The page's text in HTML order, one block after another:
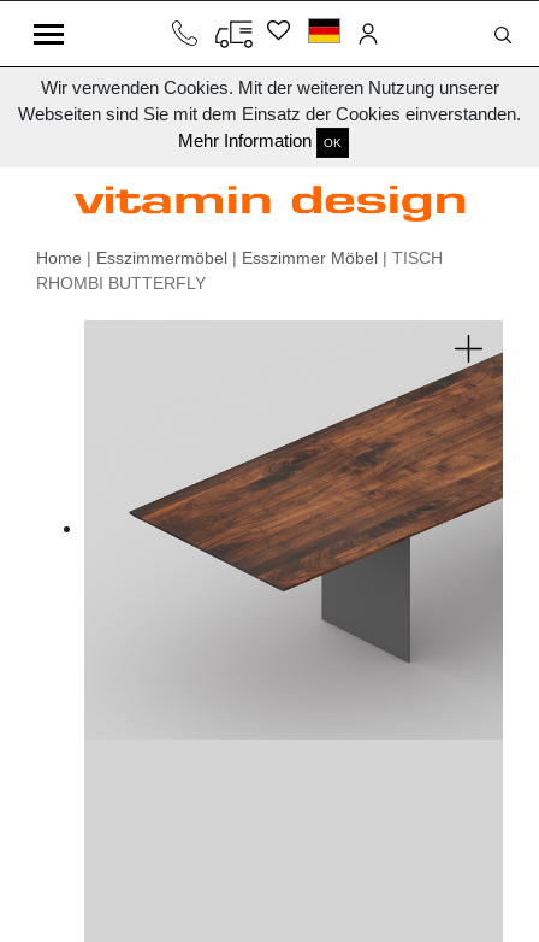
Wir verwenden Cookies. Mit der weiteren Nutzung unserer
Webseiten sind Sie mit dem Einsatz der Cookies einverstanden.
Mehr Information
OK
Home | Esszimmermöbel | Esszimmer Möbel | TISCH
RHOMBI BUTTERFLY